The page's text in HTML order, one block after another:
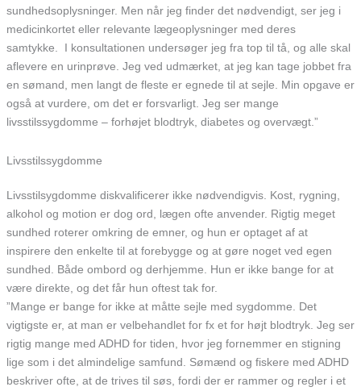
sundhedsoplysninger. Men når jeg finder det nødvendigt, ser jeg i
medicinkortet eller relevante lægeoplysninger med deres
samtykke. I konsultationen undersøger jeg fra top til tå, og alle skal
aflevere en urinprøve. Jeg ved udmærket, at jeg kan tage jobbet fra
en sømand, men langt de fleste er egnede til at sejle. Min opgave er
også at vurdere, om det er forsvarligt. Jeg ser mange
livsstilssygdomme – forhøjet blodtryk, diabetes og overvægt.”
Livsstilssygdomme
Livsstilsygdomme diskvalificerer ikke nødvendigvis. Kost, rygning,
alkohol og motion er dog ord, lægen ofte anvender. Rigtig meget
sundhed roterer omkring de emner, og hun er optaget af at
inspirere den enkelte til at forebygge og at gøre noget ved egen
sundhed. Både ombord og derhjemme. Hun er ikke bange for at
være direkte, og det får hun oftest tak for.
”Mange er bange for ikke at måtte sejle med sygdomme. Det
vigtigste er, at man er velbehandlet for fx et for højt blodtryk. Jeg ser
rigtig mange med ADHD for tiden, hvor jeg fornemmer en stigning
lige som i det almindelige samfund. Sømænd og fiskere med ADHD
beskriver ofte, at de trives til søs, fordi der er rammer og regler i et